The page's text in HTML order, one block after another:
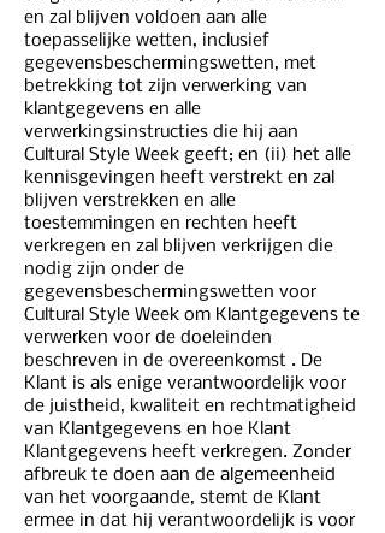
en zal blijven voldoen aan alle
toepasselijke wetten, inclusief
gegevensbeschermingswetten, met
betrekking tot zijn verwerking van
klantgegevens en alle
verwerkingsinstructies die hij aan
Cultural Style Week geeft; en (ii) het alle
kennisgevingen heeft verstrekt en zal
blijven verstrekken en alle
toestemmingen en rechten heeft
verkregen en zal blijven verkrijgen die
nodig zijn onder de
gegevensbeschermingswetten voor
Cultural Style Week om Klantgegevens te
verwerken voor de doeleinden
beschreven in de overeenkomst . De
Klant is als enige verantwoordelijk voor
de juistheid, kwaliteit en rechtmatigheid
van Klantgegevens en hoe Klant
Klantgegevens heeft verkregen. Zonder
afbreuk te doen aan de algemeenheid
van het voorgaande, stemt de Klant
ermee in dat hij verantwoordelijk is voor